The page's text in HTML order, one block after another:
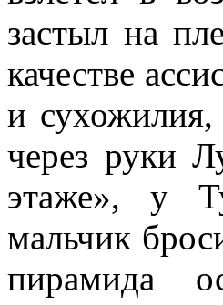
застыл на
качестве
и
через руки
этаже», у
мальчик
пирамида